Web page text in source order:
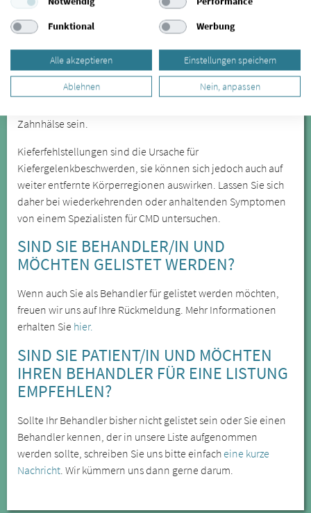
erkannt, lässt sich aber durch spezialisierte Behandler in
Halsbrücke anhand verschiedener Symptome feststellen. Zu
Kieferknacken und Zähneknirschen, die Sie in Halsbrücke
behandeln lassen können. Besonders das nächtliche
Zähneknirschen führt zu Verspannungen und zu Zahnabrieb.
Zahnhälse sein.
Kieferfehlstellungen sind die Ursache für
Kiefergelenkbeschwerden, sie können sich jedoch auch auf
weiter entfernte Körperregionen auswirken. Lassen Sie sich
daher bei wiederkehrenden oder anhaltenden Symptomen
von einem Spezialisten für CMD untersuchen.
SIND SIE BEHANDLER/IN UND
MÖCHTEN GELISTET WERDEN?
Wenn auch Sie als Behandler für gelistet werden möchten,
freuen wir uns auf Ihre Rückmeldung. Mehr Informationen
erhalten Sie hier.
SIND SIE PATIENT/IN UND MÖCHTEN
IHREN BEHANDLER FÜR EINE LISTUNG
EMPFEHLEN?
Sollte Ihr Behandler bisher nicht gelistet sein oder Sie einen
Behandler kennen, der in unsere Liste aufgenommen
werden sollte, schreiben Sie uns bitte einfacheine kurze
Nachricht . Wir kümmern uns dann gerne darum.
Funktional
Werbung
Alle akzeptieren Einstellungen speichern
Ablehnen Nein, anpassen